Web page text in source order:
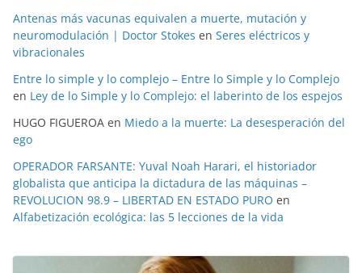
Antenas más vacunas equivalen a muerte, mutación y
neuromodulación | Doctor Stokes en Seres eléctricos y
vibracionales
Entre lo simple y lo complejo – Entre lo Simple y lo Complejo
en Ley de lo Simple y lo Complejo: el laberinto de los espejos
HUGO FIGUEROA en Miedo a la muerte: La desesperación del
ego
OPERADOR FARSANTE: Yuval Noah Harari, el historiador
globalista que anticipa la dictadura de las máquinas –
REVOLUCION 98.9 – LIBERTAD EN ESTADO PURO en
Alfabetización ecológica: las 5 lecciones de la vida